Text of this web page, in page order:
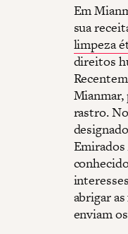
Em
sua
limpeza
direitos
Mianmar,
rastro.
abrigar
enviam